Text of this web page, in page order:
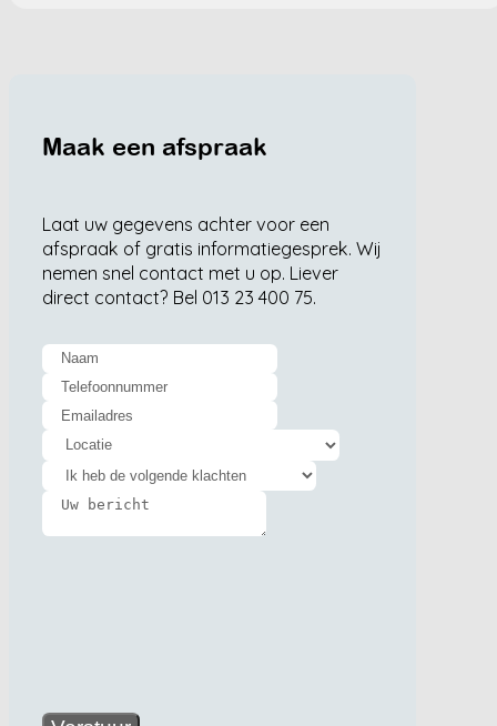
Maak een afspraak
Laat uw gegevens achter voor een
afspraak of gratis informatiegesprek. Wij
nemen snel contact met u op. Liever
direct contact? Bel 013 23 400 75.